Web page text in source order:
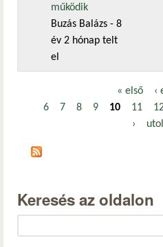
működik
Buzás Balázs - 8
év 2 hónap telt
el
Oldalak
« első ‹
6
7 8 9 10 11
›
Keresés az oldalon